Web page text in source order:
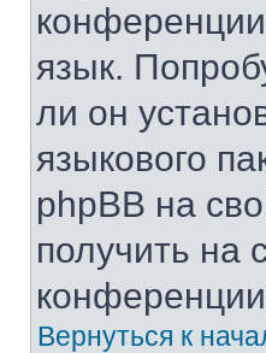
язык.
ли он
языкового
phpBB на
получить на
Вернуться к